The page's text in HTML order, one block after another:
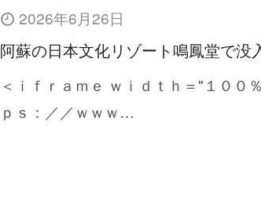
2026年6月26日
阿蘇の日本文化リゾート鳴鳳堂で
＜ｉｆｒａｍｅ ｗｉｄｔｈ＝"１００
ｐｓ：／／ｗｗｗ…